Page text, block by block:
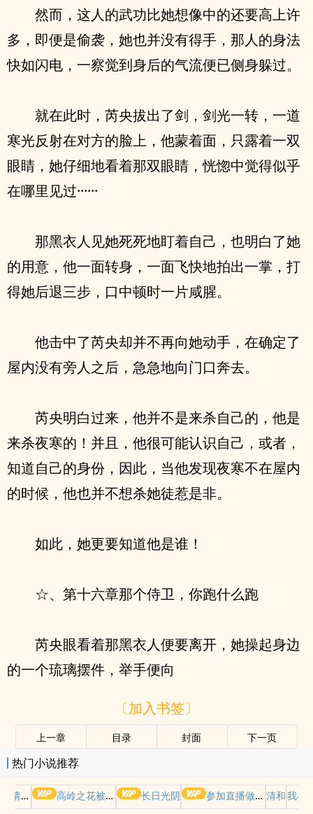
然而，这人的武功比她想像中的还要高上许
多，即便是偷袭，她也并没有得手，那人的身法
快如闪电，一察觉到身后的气流便已侧身躲过。
就在此时，芮央拔出了剑，剑光一转，一道
寒光反射在对方的脸上，他蒙着面，只露着一双
眼睛，她仔细地看着那双眼睛，恍惚中觉得似乎
在哪里见过······
那黑衣人见她死死地盯着自己，也明白了她
的用意，他一面转身，一面飞快地拍出一掌，打
得她后退三步，口中顿时一片咸腥。
他击中了芮央却并不再向她动手，在确定了
屋内没有旁人之后，急急地向门口奔去。
芮央明白过来，他并不是来杀自己的，他是
来杀夜寒的！并且，他很可能认识自己，或者，
知道自己的身份，因此，当他发现夜寒不在屋内
的时候，他也并不想杀她徒惹是非。
如此，她更要知道他是谁！
☆、第十六章那个侍卫，你跑什么跑
芮央眼看着那黑衣人便要离开，她操起身边
的一个琉璃摆件，举手便向
〔加入书签〕
上一章 目录 封面 下一页
热门小说推荐
摆好 高岭之花被权贵轮了后 长日光阴 参加直播做爱综艺后我火了(NPH) 清和我在